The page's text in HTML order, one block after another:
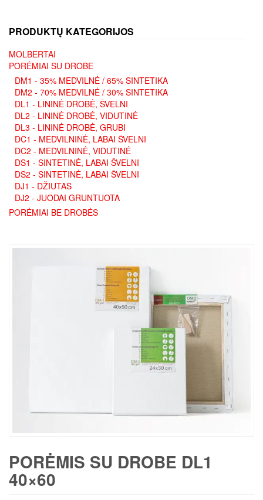
PRODUKTŲ KATEGORIJOS
MOLBERTAI
PORĖMIAI SU DROBE
DM1 - 35% MEDVILNĖ / 65% SINTETIKA
DM2 - 70% MEDVILNĖ / 30% SINTETIKA
DL1 - LININĖ DROBĖ, ŠVELNI
DL2 - LININĖ DROBĖ, VIDUTINĖ
DL3 - LININĖ DROBĖ, GRUBI
DC1 - MEDVILNINĖ, LABAI ŠVELNI
DC2 - MEDVILNINĖ, VIDUTINĖ
DS1 - SINTETINĖ, LABAI ŠVELNI
DS2 - SINTETINĖ, LABAI ŠVELNI
DJ1 - DŽIUTAS
DJ2 - JUODAI GRUNTUOTA
PORĖMIAI BE DROBĖS
PORĖMIS SU DROBE DL1
40×60